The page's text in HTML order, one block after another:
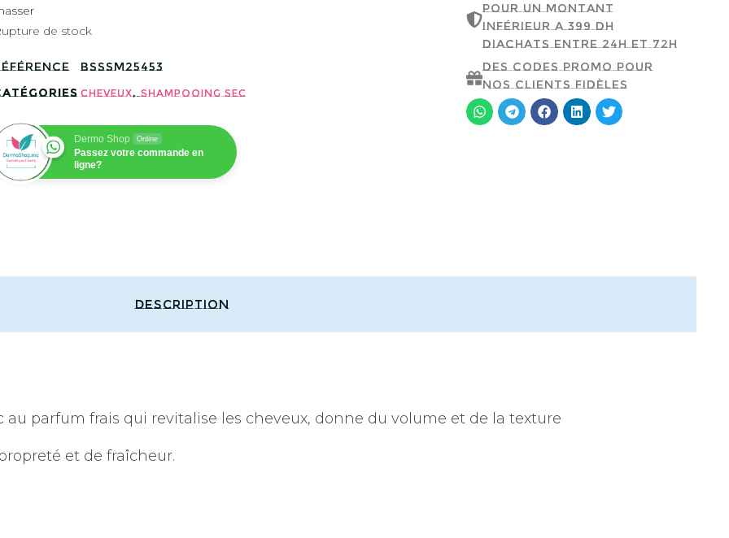
de stock
BSSSM25453
Cheveux,Shampooing sec
Dermo Shop Online
Passez votre commande en
ligne?
pour un montant
inférieur a 399 dh
d'achats entre 24h et 72h
Des codes promo pour
nos clients fidèles
Description
parfum frais qui revitalise les cheveux, donne du volume et de la texture
et de fraîcheur.